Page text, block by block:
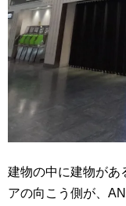
建物の中に建物があ
アの向こう側が、